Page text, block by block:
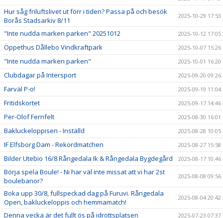
Hur såg friluftslivet ut förr i tiden? Passa på och besök
Borås Stadsarkiv 8/11
2025-10-29 17:53
"Inte nudda marken parken" 20251012 2025-10-12 17:05
Öppethus Dållebo Vindkraftpark 2025-10-07 15:26
"Inte nudda marken parken" 2025-10-01 16:20
Clubdagar på Intersport 2025-09-20 09:26
Farväl P-o! 2025-09-19 11:04
Fritidskortet 2025-09-17 14:46
Per-Olof Fernfelt 2025-08-30 16:01
Bakluckeloppisen - Inställd 2025-08-28 10:05
IF Elfsborg Dam - Rekordmatchen 2025-08-27 15:58
Bilder Utebio 16/8 Rångedala Ik & Rångedala Bygdegård 2025-08-17 10:46
Börja spela Boule! - Ni har väl inte missat att vi har 2st
boulebanor?
2025-08-08 09:56
Boka upp 30/8, fullspeckad dag på Furuvi. Rångedala
Open, bakluckeloppis och hemmamatch!
2025-08-04 20:42
Denna vecka är det fullt ös på idrottsplatsen 2025-07-23 07:37